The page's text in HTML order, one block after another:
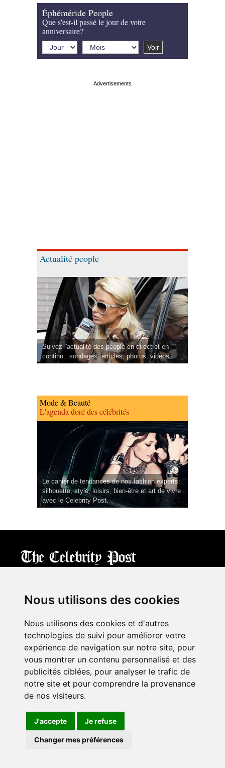
Nous utilisons des cookies
Nous utilisons des cookies et d'autres
technologies de suivi pour améliorer votre
expérience de navigation sur notre site, pour
vous montrer un contenu personnalisé et des
publicités ciblées, pour analyser le trafic de
notre site et pour comprendre la provenance
de nos visiteurs.
J'accepte Je refuse
Changer mes préférences
Éphéméride People
Que s'est-il passé le jour de votre
anniversaire?
Actualité people
Suivez l'actualité des people en direct et en
continu : sondages, articles, photos, vidéos.
Mode & Beauté
L'agenda doré des célébrités
Le cahier de tendances de nos fashion experts:
silhouette, style, loisirs, bien-être et art de vivre
avec le Celebrity Post.
Terms of Use| Privacy|Cookies Policy (Mes préférences)
À propos
Mentions légales
Contact Us
Follow us on
Watch us on